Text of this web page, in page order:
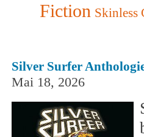
Fiction Skinless
Silver Surfer
Mai 18, 2026